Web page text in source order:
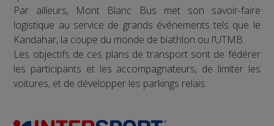
Par ailleurs, Mont Blanc Bus met son savoir-faire
logistique au service de grands événements tels que le
Kandahar, la coupe du monde de biathlon ou l’UTMB.
Les objectifs de ces plans de transport sont de fédérer
les participants et les accompagnateurs, de limiter les
voitures, et de développer les parkings relais.